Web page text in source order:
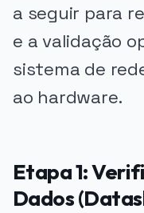
a seguir para
e a validação
sistema de
ao hardware.
Etapa 1:
Dados